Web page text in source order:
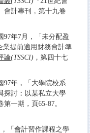
會計專刊，第十九卷
97年7月，「未分配盈
業提前適用財務會計準
論(TSSCI) ，第四十七
97年，「大學院校系
探討：以某私立大學
第一期，頁65-87。
「會計習作課程之學